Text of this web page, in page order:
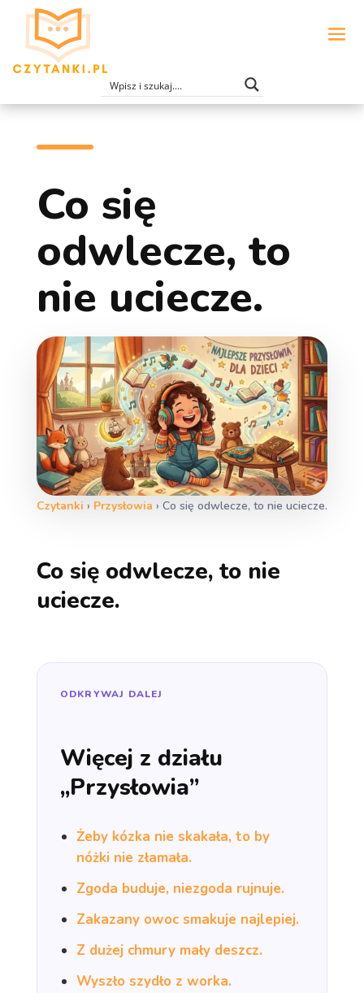
Co się
odwlecze, to
nie uciecze.
Czytanki › Przysłowia › Co się odwlecze, to nie uciecze.
Co się odwlecze, to nie
uciecze.
ODKRYWAJ DALEJ
Więcej z działu
„Przysłowia”
Żeby kózka nie skakała, to by
nóżki nie złamała.
Zgoda buduje, niezgoda rujnuje.
Zakazany owoc smakuje najlepiej.
Z dużej chmury mały deszcz.
Wyszło szydło z worka.